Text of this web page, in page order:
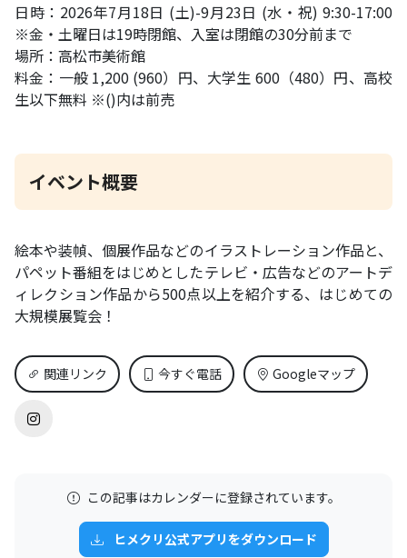
日時：2026年7月18日 (土)-9月23日 (水・祝) 9:30-17:00
※金・土曜日は19時閉館、入室は閉館の30分前まで
場所：高松市美術館
料金：一般 1,200 (960）円、大学生 600（480）円、高校
生以下無料 ※()内は前売
イベント概要
絵本や装幀、個展作品などのイラストレーション作品と、
パペット番組をはじめとしたテレビ・広告などのアートデ
ィレクション作品から500点以上を紹介する、はじめての
大規模展覧会！
関連リンク 今すぐ電話 Googleマップ
この記事はカレンダーに登録されています。
ヒメクリ公式アプリをダウンロード